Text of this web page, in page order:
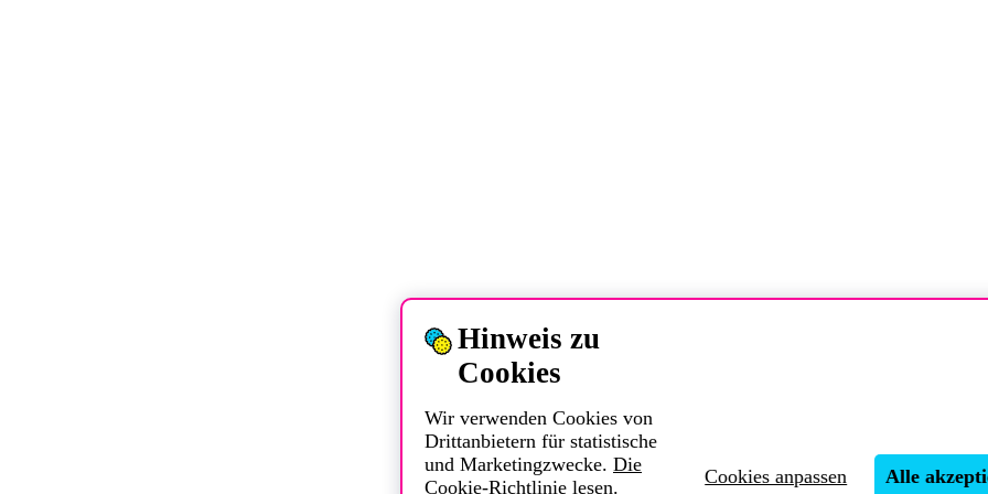
Hinweis zu
Cookies
Wir verwenden Cookies von
Drittanbietern für statistische
und Marketingzwecke. Die
Cookie-Richtlinie lesen. Cookies anpassen Alle